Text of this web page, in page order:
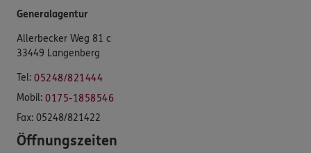
Generalagentur
Allerbecker Weg 81 c
33449 Langenberg
Tel: 05248/821444
Mobil: 0175-1858546
Fax: 05248/821422
Öffnungszeiten